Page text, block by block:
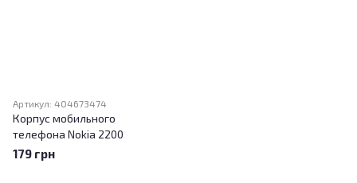
Артикул: 404673474
Корпус мобильного
телефона Nokia 2200
179 грн